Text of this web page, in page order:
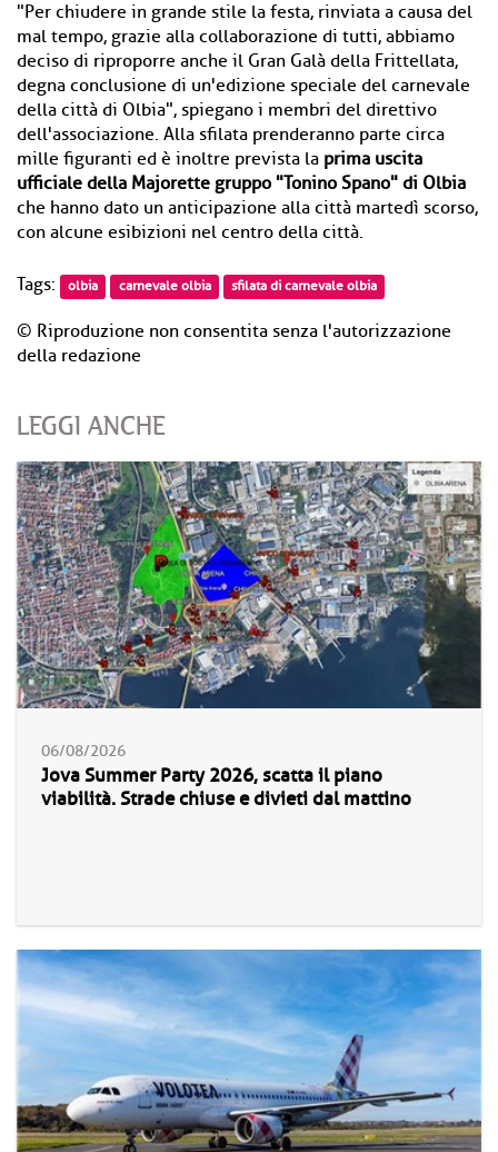
"Per chiudere in grande stile la festa, rinviata a causa del
mal tempo, grazie alla collaborazione di tutti, abbiamo
deciso di riproporre anche il Gran Galà della Frittellata,
degna conclusione di un'edizione speciale del carnevale
della città di Olbia", spiegano i membri del direttivo
dell'associazione. Alla sfilata prenderanno parte circa
mille figuranti ed è inoltre prevista la prima uscita
ufficiale della Majorette gruppo "Tonino Spano" di Olbia
che hanno dato un anticipazione alla città martedì scorso,
con alcune esibizioni nel centro della città.
Tags: olbia carnevale olbia sfilata di carnevale olbia
© Riproduzione non consentita senza l'autorizzazione
della redazione
LEGGI ANCHE
06/08/2026
Jova Summer Party 2026, scatta il piano
viabilità. Strade chiuse e divieti dal mattino